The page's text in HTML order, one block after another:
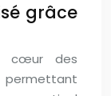
grâce
cœur des
permettant